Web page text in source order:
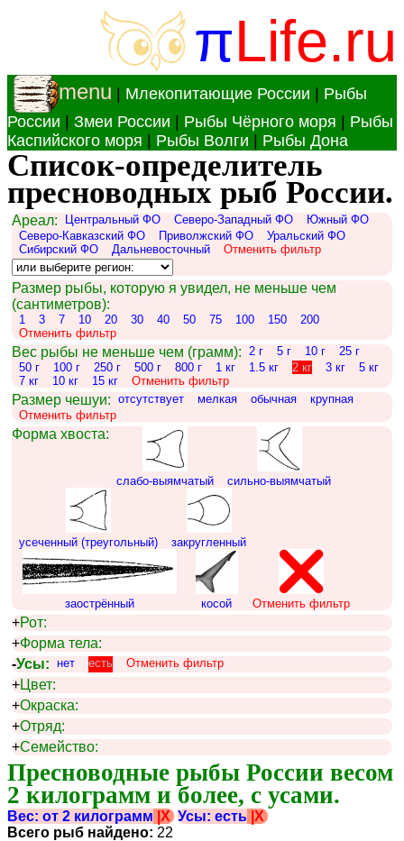
πLife.ru
menu Млекопитающие России
Рыбы
России
Змеи России Рыбы Чёрного моря
Рыбы
Каспийского моря
Рыбы Волги Рыбы Дона
Список-определитель
пресноводных рыб России.
Ареал: Центральный ФО Северо-Западный ФО
Южный ФО
Северо-Кавказский ФО
Приволжский ФО
Уральский ФО
Сибирский ФО
Дальневосточный Отменить фильтр
Размер рыбы, которую я увидел, не меньше чем
(сантиметров):
1 3 7 10 20 30 40 50 75 100 150
200
Отменить фильтр
Вес рыбы не меньше чем (грамм): 2 г 5 г 10 г
25 г
50 г
100 г 250 г 500 г 800 г 1 кг 1.5 кг 2 кг 3 кг
5 кг
7 кг
10 кг 15 кг Отменить фильтр
Размер чешуи: отсутствует мелкая обычная
крупная
Отменить фильтр
Форма хвоста:
слабо-выямчатый сильно-выямчатый
усеченный (треугольный) закругленный
заострённый косой Отменить фильтр
+Рот:
+Форма тела:
-Усы: нет есть Отменить фильтр
+Цвет:
+Окраска:
+Отряд:
+Семейство:
Пресноводные рыбы России весом
2 килограмм и более, с усами.
Вес: от 2 килограмм |X Усы: есть |X
Всего рыб найдено: 22